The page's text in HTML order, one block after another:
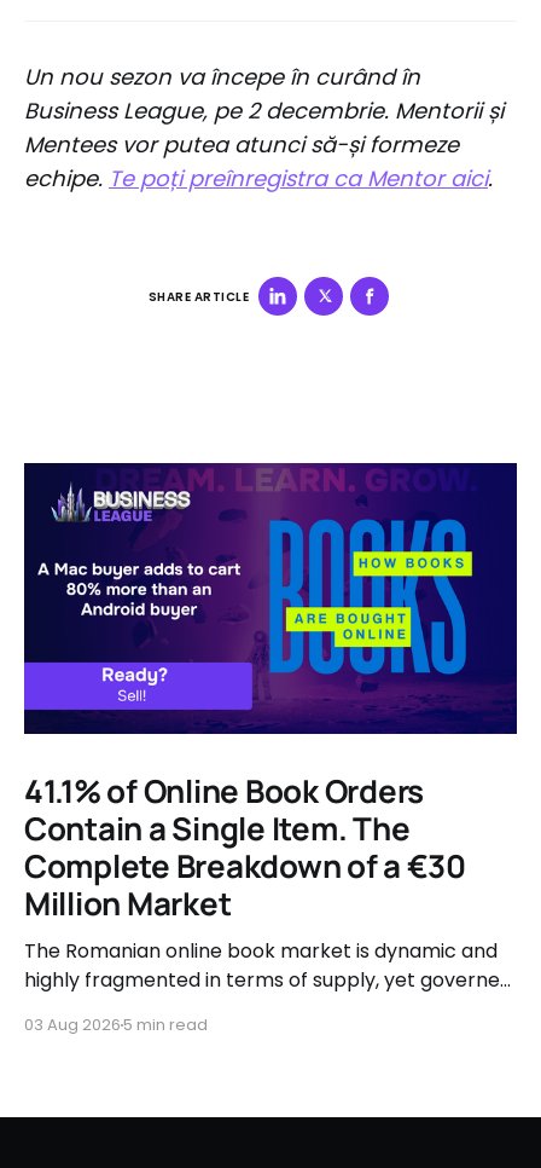
Un nou sezon va începe în curând în
Business League, pe 2 decembrie. Mentorii și
Mentees vor putea atunci să-și formeze
echipe. Te poți preînregistra ca Mentor aici.
SHARE ARTICLE
41.1% of Online Book Orders
Contain a Single Item. The
Complete Breakdown of a €30
Million Market
The Romanian online book market is dynamic and
highly fragmented in terms of supply, yet governed
user behavior.
03 Aug 2026 5 min read